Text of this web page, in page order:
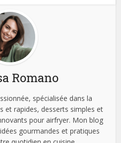
Romano
spécialisée dans la
et rapides, desserts simples et
pour airfryer. Mon blog
gourmandes et pratiques